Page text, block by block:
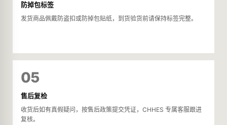
防掉包标签
发货商品佩戴防盗扣或防掉包贴纸，到货验货前请保持标签完整。
05
售后复检
收货后如有真假疑问，按售后政策提交凭证，CHHES 专属客服跟进
复核。